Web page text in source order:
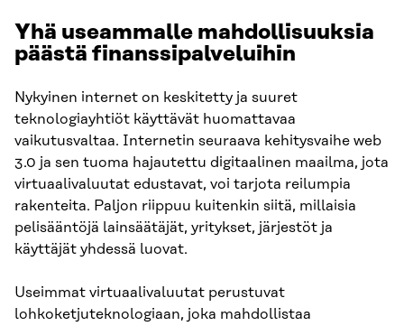
Yhä useammalle mahdollisuuksia
päästä finanssipalveluihin
Nykyinen internet on keskitetty ja suuret
teknologiayhtiöt käyttävät huomattavaa
vaikutusvaltaa. Internetin seuraava kehitysvaihe web
3.0 ja sen tuoma hajautettu digitaalinen maailma, jota
virtuaalivaluutat edustavat, voi tarjota reilumpia
rakenteita. Paljon riippuu kuitenkin siitä, millaisia
pelisääntöjä lainsäätäjät, yritykset, järjestöt ja
käyttäjät yhdessä luovat.
Useimmat virtuaalivaluutat perustuvat
lohkoketjuteknologiaan, joka mahdollistaa